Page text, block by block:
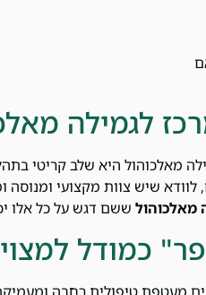
לגמילה
מאלכוהול היא שלב קריטי
לוודא שיש צוות מקצועי
מאלכוהול ששם דגש על כל אלו
כמודל